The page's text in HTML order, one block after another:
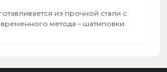
из прочной стали с
метода – шатмповки.